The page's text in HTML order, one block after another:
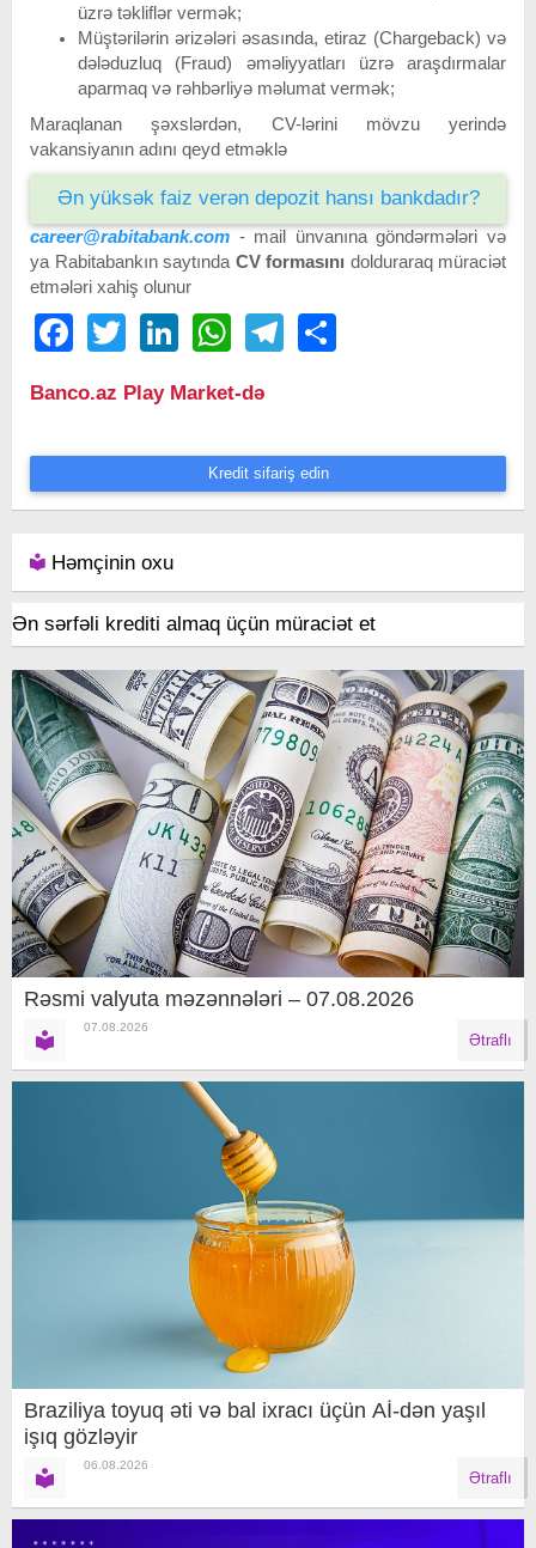
üzrə təkliflər vermək;
Müştərilərin ərizələri əsasında, etiraz (Chargeback) və
dələduzluq (Fraud) əməliyyatları üzrə araşdırmalar
aparmaq və rəhbərliyə məlumat vermək;
Maraqlanan şəxslərdən, CV-lərini mövzu yerində
vakansiyanın adını qeyd etməklə
Ən yüksək faiz verən depozit hansı bankdadır?
career@rabitabank.com - mail ünvanına göndərmələri və
ya Rabitabankın saytında CV formasını dolduraraq müraciət
etmələri xahiş olunur
FacebookTwitter LinkedIn WhatsAppTelegram
Banco.az Play Market-də
Kredit sifariş edin
Həmçinin oxu
Ən sərfəli krediti almaq üçün müraciət et
Rəsmi valyuta məzənnələri – 07.08.2026
07.08.2026
Ətraflı
Braziliya toyuq əti və bal ixracı üçün Aİ-dən yaşıl
işıq gözləyir
06.08.2026
Ətraflı